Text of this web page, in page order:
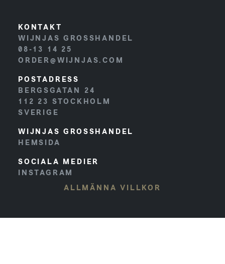
KONTAKT
WIJNJAS GROSSHANDEL
08-13 14 25
ORDER@WIJNJAS.COM
POSTADRESS
BERGSGATAN 24
112 23 STOCKHOLM
SVERIGE
WIJNJAS GROSSHANDEL
HEMSIDA
SOCIALA MEDIER
INSTAGRAM
ALLMÄNNA VILLKOR